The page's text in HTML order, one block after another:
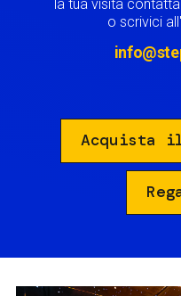
la tua visita
o scrivici
Acquista